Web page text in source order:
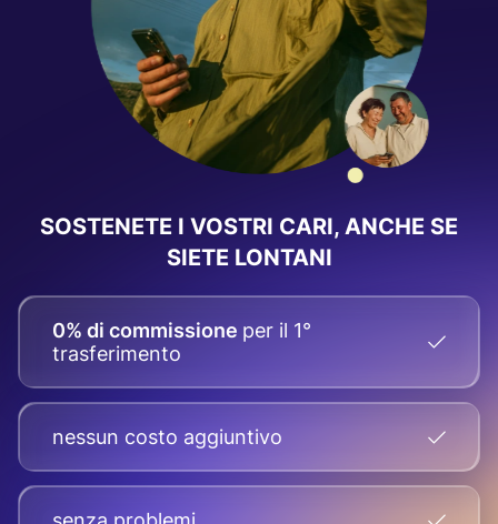
SOSTENETE I VOSTRI CARI, ANCHE SE
SIETE LONTANI
0% di commissione per il 1°
trasferimento
nessun costo aggiuntivo